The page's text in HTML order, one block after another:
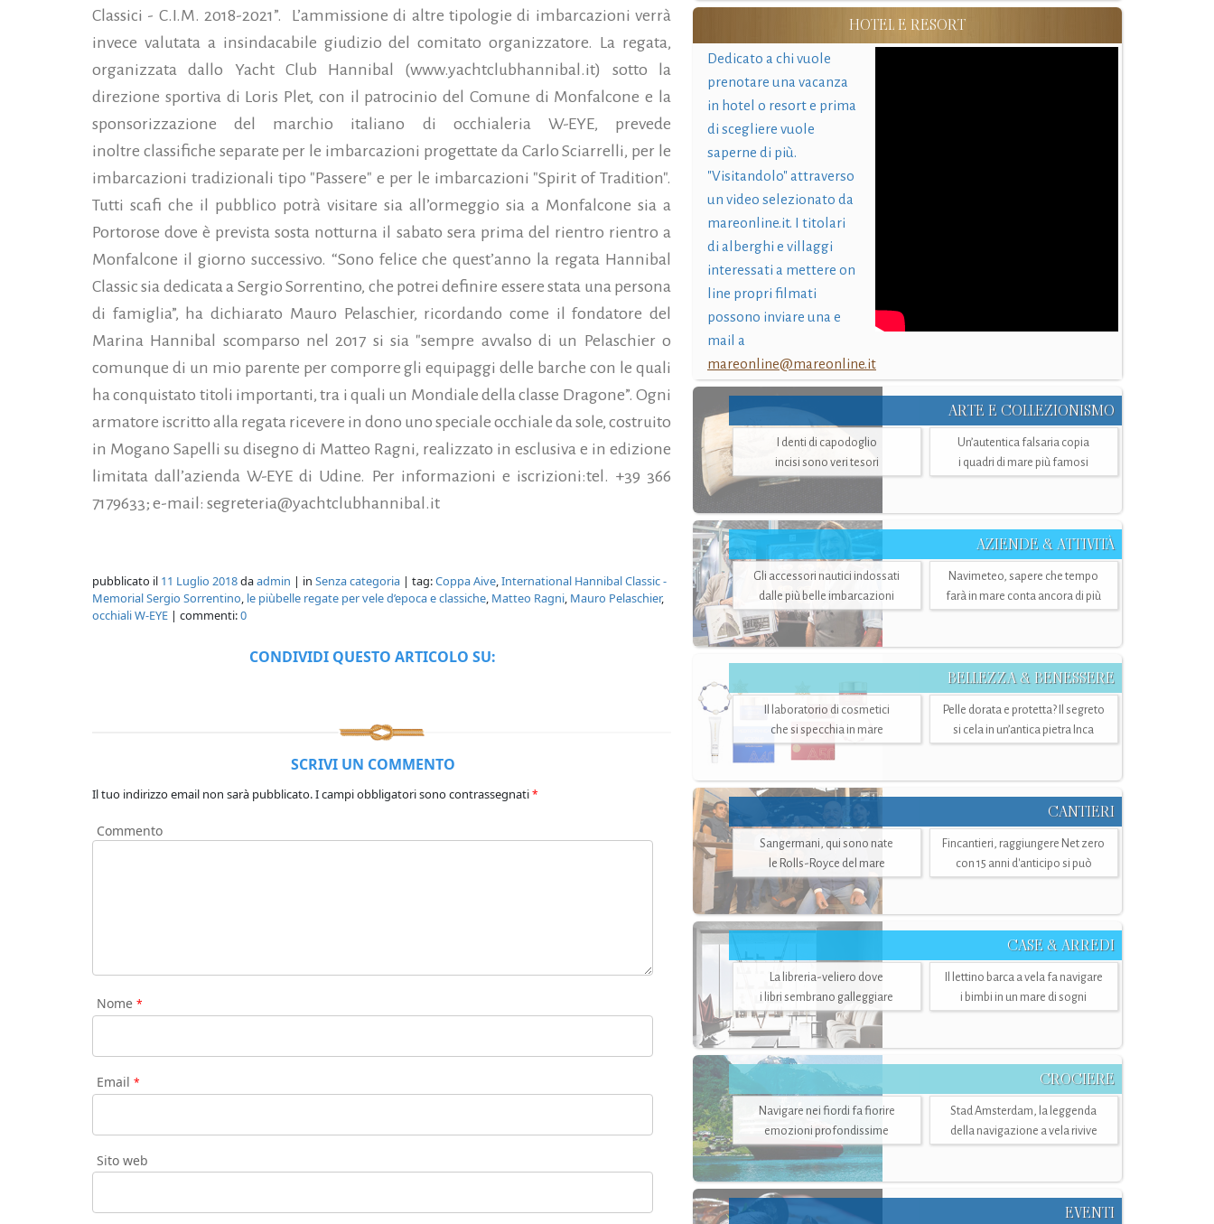
Classici - C.I.M. 2018-2021”. L’ammissione di altre tipologie di imbarcazioni verrà
invece valutata a insindacabile giudizio del comitato organizzatore. La regata,
organizzata dallo Yacht Club Hannibal (www.yachtclubhannibal.it) sotto la
direzione sportiva di Loris Plet, con il patrocinio del Comune di Monfalcone e la
sponsorizzazione del marchio italiano di occhialeria W-EYE, prevede
inoltre classifiche separate per le imbarcazioni progettate da Carlo Sciarrelli, per le
imbarcazioni tradizionali tipo "Passere" e per le imbarcazioni "Spirit of Tradition".
Tutti scafi che il pubblico potrà visitare sia all’ormeggio sia a Monfalcone sia a
Portorose dove è prevista sosta notturna il sabato sera prima del rientro rientro a
Monfalcone il giorno successivo. “Sono felice che quest’anno la regata Hannibal
Classic sia dedicata a Sergio Sorrentino, che potrei definire essere stata una persona
di famiglia”, ha dichiarato Mauro Pelaschier, ricordando come il fondatore del
Marina Hannibal scomparso nel 2017 si sia "sempre avvalso di un Pelaschier o
comunque di un mio parente per comporre gli equipaggi delle barche con le quali
ha conquistato titoli importanti, tra i quali un Mondiale della classe Dragone”. Ogni
armatore iscritto alla regata ricevere in dono uno speciale occhiale da sole, costruito
in Mogano Sapelli su disegno di Matteo Ragni, realizzato in esclusiva e in edizione
limitata dall’azienda W-EYE di Udine. Per informazioni e iscrizioni:tel. +39 366
7179633; e-mail: segreteria@yachtclubhannibal.it
pubblicato il 11 Luglio 2018daadmin | in Senza categoria | tag:Coppa Aive International Hannibal Classic -
Memorial Sergio Sorrentino le piùbelle regate per vele d’epoca e classiche Matteo Ragni Mauro Pelaschier,
occhiali W-EYE | commenti:0
CONDIVIDI QUESTO ARTICOLO SU:
SCRIVI UN COMMENTO
Il tuo indirizzo email non sarà pubblicato.I campi obbligatori sono contrassegnati*
Commento
Nome *
Email *
Sito web
HOTEL E RESORT
Dedicato a chi vuole
prenotare una vacanza
in hotel o resort e prima
di scegliere vuole
saperne di più.
"Visitandolo" attraverso
un video selezionato da
mareonline.it. I titolari
di alberghi e villaggi
interessati a mettere on
line propri filmati
possono inviare una e
mail a
mareonline@mareonline.it
ARTE E COLLEZIONISMO
I denti di capodoglio
incisi sono veri tesori
Un’autentica falsaria copia
i quadri di mare più famosi
AZIENDE & ATTIVITÀ
Gli accessori nautici indossati
dalle più belle imbarcazioni
Navimeteo, sapere che tempo
farà in mare conta ancora di più
BELLEZZA & BENESSERE
Il laboratorio di cosmetici
che si specchia in mare
Pelle dorata e protetta? Il segreto
si cela in un’antica pietra Inca
CANTIERI
Sangermani, qui sono nate
le Rolls-Royce del mare
Fincantieri, raggiungere Net zero
con 15 anni d'anticipo si può
CASE & ARREDI
La libreria-veliero dove
i libri sembrano galleggiare
Il lettino barca a vela fa navigare
i bimbi in un mare di sogni
CROCIERE
Navigare nei fiordi fa fiorire
emozioni profondissime
Stad Amsterdam, la leggenda
della navigazione a vela rivive
EVENTI